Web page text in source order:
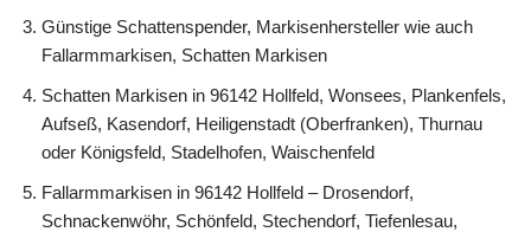
Günstige Schattenspender, Markisenhersteller wie auch
Fallarmmarkisen, Schatten Markisen
Schatten Markisen in 96142 Hollfeld, Wonsees, Plankenfels,
Aufseß, Kasendorf, Heiligenstadt (Oberfranken), Thurnau
oder Königsfeld, Stadelhofen, Waischenfeld
Fallarmmarkisen in 96142 Hollfeld – Drosendorf,
Schnackenwöhr, Schönfeld, Stechendorf, Tiefenlesau,